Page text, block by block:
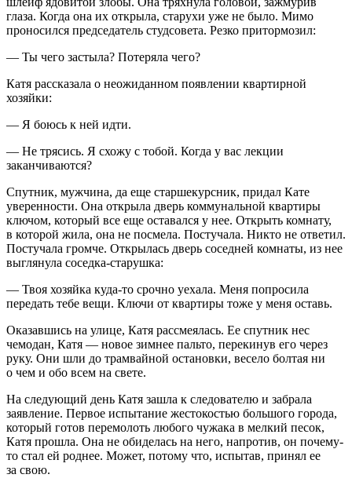
глаза. Когда она их открыла, старухи уже не было. Мимо
проносился председатель студсовета. Резко притормозил:
— Ты чего застыла? Потеряла чего?
Катя рассказала о неожиданном появлении квартирной
хозяйки:
— Я боюсь к ней идти.
— Не трясись. Я схожу с тобой. Когда у вас лекции
заканчиваются?
Спутник, мужчина, да еще старшекурсник, придал Кате
уверенности. Она открыла дверь коммунальной квартиры
ключом, который все еще оставался у нее. Открыть комнату,
в которой жила, она не посмела. Постучала. Никто не ответил.
Постучала громче. Открылась дверь соседней комнаты, из нее
выглянула соседка-старушка:
— Твоя хозяйка куда-то срочно уехала. Меня попросила
передать тебе вещи. Ключи от квартиры тоже у меня оставь.
Оказавшись на улице, Катя рассмеялась. Ее спутник нес
чемодан, Катя — новое зимнее пальто, перекинув его через
руку. Они шли до трамвайной остановки, весело болтая ни
о чем и обо всем на свете.
На следующий день Катя зашла к следователю и забрала
заявление. Первое испытание жестокостью большого города,
который готов перемолоть любого чужака в мелкий песок,
Катя прошла. Она не обиделась на него, напротив, он почему-
то стал ей роднее. Может, потому что, испытав, принял ее
за свою.